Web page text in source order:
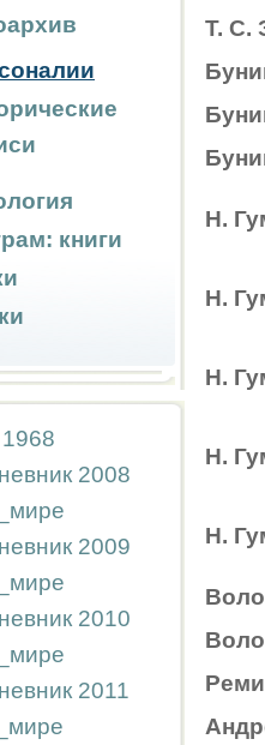
книги
1968
2008
2009
2010
2011
Т. С.
Н.
Н.
Н.
Н.
Н.